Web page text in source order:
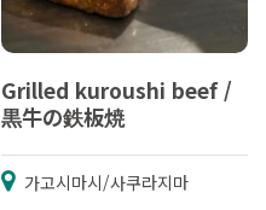
Grilled kuroushi beef /
黒牛の鉄板焼
가고시마시/사쿠라지마